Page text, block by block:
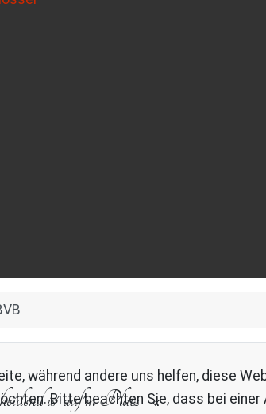
is' auf'm Platz
während andere uns helfen, diese
Bitte beachten Sie, dass bei